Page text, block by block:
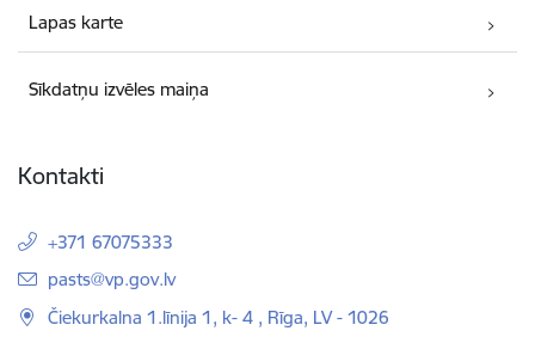
Lapas karte
Sīkdatņu izvēles maiņa
Kontakti
+371 67075333
E-pasts:
pasts@vp.gov.lv
Čiekurkalna 1.līnija 1, k- 4 , Rīga, LV - 1026